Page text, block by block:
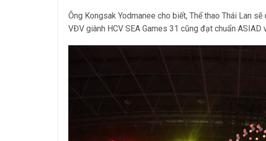
Ông Kongsak Yodmanee cho biết, Thể thao Thái Lan
VĐV giành HCV SEA Games 31 cũng đạt chuẩn ASIAD